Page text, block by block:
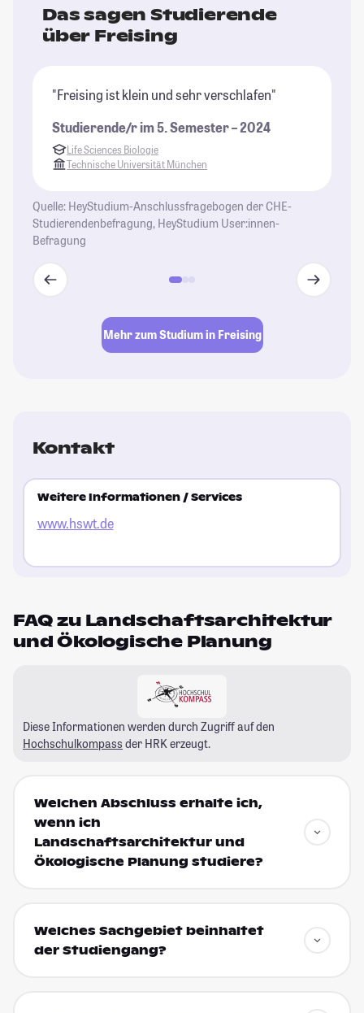
Das sagen Studierende
über Freising
"Freising ist klein und sehr verschlafen"
Studierende/r im 5. Semester – 2024
Life Sciences Biologie
Technische Universität München
Quelle: HeyStudium-Anschlussfragebogen der CHE-
Studierendenbefragung, HeyStudium User:innen-
Befragung
Mehr zum Studium in Freising
Kontakt
Weitere Informationen / Services
www.hswt.de
FAQ zu Landschaftsarchitektur
und Ökologische Planung
Diese Informationen werden durch Zugriff auf den
Hochschulkompass der HRK erzeugt.
Welchen Abschluss erhalte ich,
wenn ich
Landschaftsarchitektur und
Ökologische Planung studiere?
Welches Sachgebiet beinhaltet
der Studiengang?